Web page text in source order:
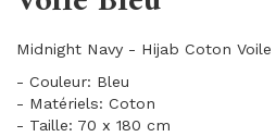
Midnight Navy - Hijab Coton Voile
- Couleur: Bleu
- Matériels: Coton
- Taille: 70 x 180 cm